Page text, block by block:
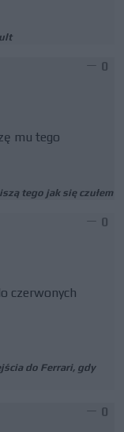
0
mu tego
tego jak się czułem
0
czerwonych
do Ferrari, gdy
0